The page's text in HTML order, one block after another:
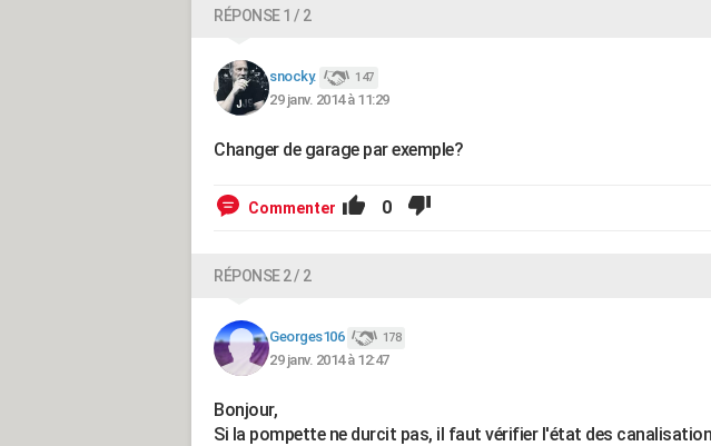
RÉPONSE 1 / 2
snocky. 147
29 janv. 2014 à 11:29
Changer de garage par exemple?
Commenter 0
RÉPONSE 2 / 2
Georges106 178
29 janv. 2014 à 12:47
Bonjour,
Si la pompette ne durcit pas, il faut vérifier l'état des